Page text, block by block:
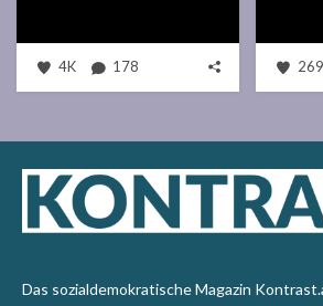
4K 178 269
Das sozialdemokratische Magazin